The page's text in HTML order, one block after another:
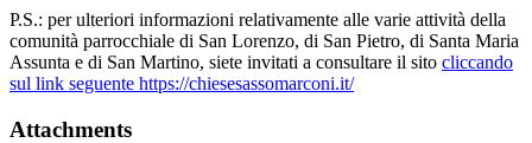
P.S.: per ulteriori informazioni relativamente alle varie attività della
comunità parrocchiale di San Lorenzo, di San Pietro, di Santa Maria
Assunta e di San Martino, siete invitati a consultare il sito cliccando
sul link seguente https://chiesesassomarconi.it/
Attachments